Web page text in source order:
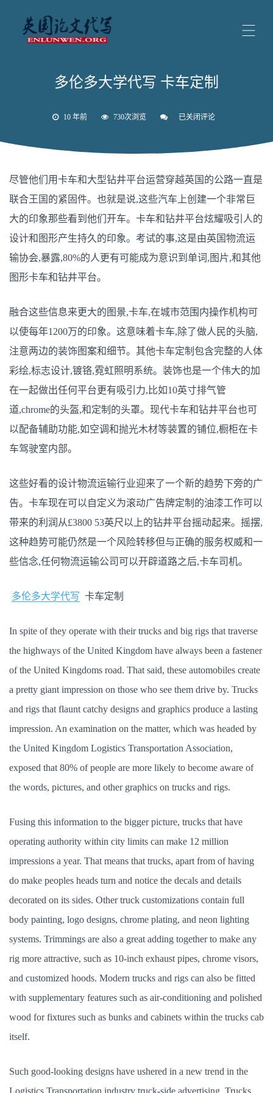
多伦多大学代写 卡车定制
10 年前 730次浏览
多
写
车
制
已关闭评论
尽管他们用卡车和大型钻井平台运营穿越英国的公路一直是
联合王国的紧固件。也就是说,这些汽车上创建一个非常巨
大的印象那些看到他们开车。卡车和钻井平台炫耀吸引人的
设计和图形产生持久的印象。考试的事,这是由英国物流运
输协会,暴露,80%的人更有可能成为意识到单词,图片,和其他
图形卡车和钻井平台。
融合这些信息来更大的图景,卡车,在城市范围内操作机构可
以使每年1200万的印象。这意味着卡车,除了做人民的头脑,
注意两边的装饰图案和细节。其他卡车定制包含完整的人体
彩绘,标志设计,镀铬,霓虹照明系统。装饰也是一个伟大的加
在一起做出任何平台更有吸引力,比如10英寸排气管
道,chrome的头盔,和定制的头罩。现代卡车和钻井平台也可
以配备辅助功能,如空调和抛光木材等装置的铺位,橱柜在卡
车驾驶室内部。
这些好看的设计物流运输行业迎来了一个新的趋势下旁的广
告。卡车现在可以自定义为滚动广告牌定制的油漆工作可以
带来的利润从£3800 53英尺以上的钻井平台摇动起来。摇摆,
这种趋势可能仍然是一个风险转移但与正确的服务权威和一
些信念,任何物流运输公司可以开辟道路之后,卡车司机。
多伦多大学代写 卡车定制
In spite of they operate with their trucks and big rigs that traverse
the highways of the United Kingdom have always been a fastener
of the United Kingdoms road. That said, these automobiles create
a pretty giant impression on those who see them drive by. Trucks
and rigs that flaunt catchy designs and graphics produce a lasting
impression. An examination on the matter, which was headed by
the United Kingdom Logistics Transportation Association,
exposed that 80% of people are more likely to become aware of
the words, pictures, and other graphics on trucks and rigs.
Fusing this information to the bigger picture, trucks that have
operating authority within city limits can make 12 million
impressions a year. That means that trucks, apart from of having
do make peoples heads turn and notice the decals and details
decorated on its sides. Other truck customizations contain full
body painting, logo designs, chrome plating, and neon lighting
systems. Trimmings are also a great adding together to make any
rig more attractive, such as 10-inch exhaust pipes, chrome visors,
and customized hoods. Modern trucks and rigs can also be fitted
with supplementary features such as air-conditioning and polished
wood for fixtures such as bunks and cabinets within the trucks cab
itself.
Such good-looking designs have ushered in a new trend in the
Logistics Transportation industry truck-side advertising. Trucks